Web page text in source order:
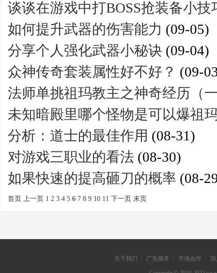
谈谈在游戏中打BOSS抢装备小技
如何提升武器的伤害能力 (09-05)
分享个人强化武器小秘诀 (09-04)
众神传奇套装属性好不好？ (09-
法师单挑祖玛教主之神奇经历（
未知暗殿里哪个怪物是可以爆祖
分析：道士的最佳作用 (08-31)
对游戏三职业的看法 (08-30)
如果快速的提高砸刀的概率 (08-
首页 上一页 1 2 3 4 5 6 7 8 9 10 11 下一页 末页
关于我们 ┊ 广告服务 ┊ 市场合作 ┊